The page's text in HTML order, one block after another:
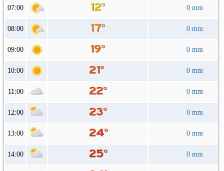
07:00 0 mm
08:00 0 mm
09:00 0 mm
10:00 0 mm
11:00 0 mm
12:00 0 mm
13:00 0 mm
14:00 0 mm